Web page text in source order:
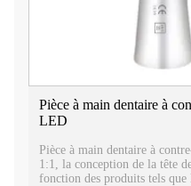
Pièce à main dentaire à
LED
Pièce à main dentaire à
1:1, la conception de la tête
fonction des produits tels